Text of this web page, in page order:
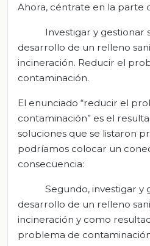
Ahora, céntrate en la parte
Investigar y gestionar
desarrollo de un relleno
incineración. Reducir el
contaminación.
El enunciado “reducir el
contaminación” es el
soluciones que se listaron
podríamos colocar un
consecuencia:
Segundo, investigar y
desarrollo de un relleno
incineración y como
problema de